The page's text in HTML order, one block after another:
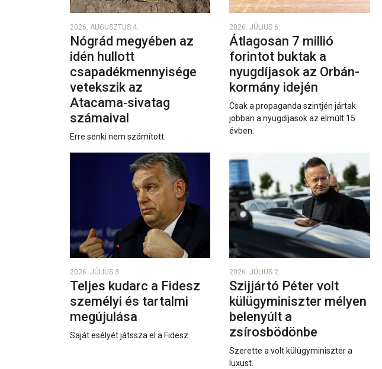
2026. AUGUSZTUS 4.
Nógrád megyében az
idén hullott
csapadékmennyisége
vetekszik az
Atacama‑sivatag
számaival
Erre senki nem számított.
2026. JÚLIUS 6.
Átlagosan 7 millió
forintot buktak a
nyugdíjasok az Orbán-
kormány idején
Csak a propaganda szintjén jártak
jobban a nyugdíjasok az elmúlt 15
évben.
2026. JÚLIUS 3.
Teljes kudarc a Fidesz
személyi és tartalmi
megújulása
Saját esélyét játssza el a Fidesz.
2026. JÚLIUS 2.
Szijjártó Péter volt
külügyminiszter mélyen
belenyúlt a
zsírosbödönbe
Szerette a volt külügyminiszter a
luxust.